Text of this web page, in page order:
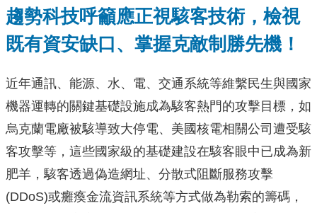
趨勢科技呼籲應正視駭客技術，檢視
既有資安缺口、掌握克敵制勝先機！
近年通訊、能源、水、電、交通系統等維繫民生與國家
機器運轉的關鍵基礎設施成為駭客熱門的攻擊目標，如
烏克蘭電廠被駭導致大停電、美國核電相關公司遭受駭
客攻擊等，這些國家級的基礎建設在駭客眼中已成為新
肥羊，駭客透過偽造網址、分散式阻斷服務攻擊
(DDoS)或癱瘓金流資訊系統等方式做為勒索的籌碼，